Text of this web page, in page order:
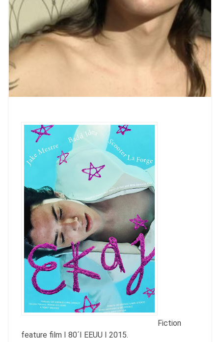
Fiction
feature film I 80´I EEUU I 2015.